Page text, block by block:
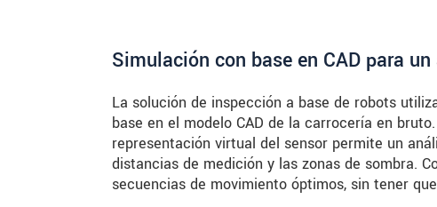
Simulación con base en CAD para
La solución de inspección a base de robots
base en el modelo CAD de la carrocería en
representación virtual del sensor permite un
distancias de medición y las zonas de sombra.
secuencias de movimiento óptimos, sin tener